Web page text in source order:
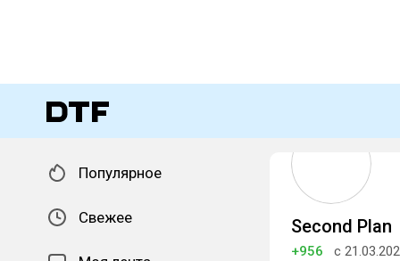
Популярное
Свежее Second Plan
+956 с